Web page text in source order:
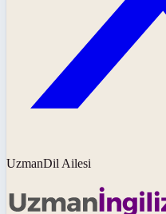
UzmanDil Ailesi